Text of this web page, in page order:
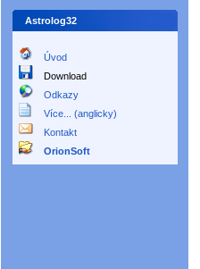
Astrolog32
Úvod
Download
Odkazy
Více... (anglicky)
Kontakt
OrionSoft